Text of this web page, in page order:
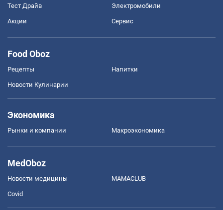
Тест Драйв Электромобили
Акции Сервис
Food Oboz
Рецепты Напитки
Новости Кулинарии
Экономика
Рынки и компании Mакроэкономика
MedOboz
Новости медицины MAMACLUB
Covid